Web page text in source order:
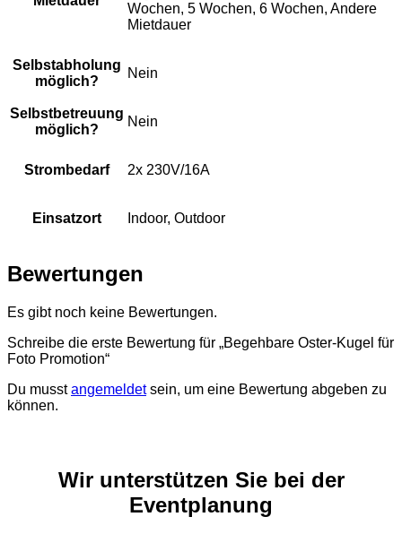
Wochen, 5 Wochen, 6 Wochen, Andere
Mietdauer
Selbstabholung
möglich?
Nein
Selbstbetreuung
möglich?
Nein
Strombedarf 2x 230V/16A
Einsatzort Indoor, Outdoor
Bewertungen
Es gibt noch keine Bewertungen.
Schreibe die erste Bewertung für „Begehbare Oster-Kugel für
Foto Promotion“
Du musstangemeldetsein, um eine Bewertung abgeben zu
können.
Wir unterstützen Sie bei der
Eventplanung